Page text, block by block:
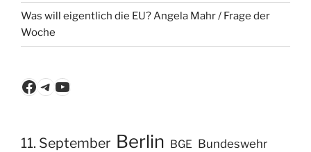
Was will eigentlich die EU? Angela Mahr / Frage der
Woche
Facebook
Telegram
YouTube
11. September Berlin BGE Bundeswehr